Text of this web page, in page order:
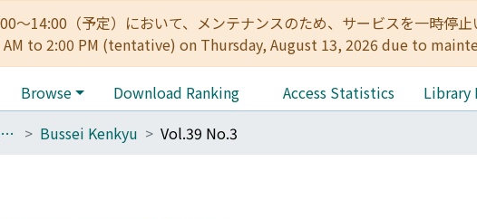
～14:00（予定）において、メンテナンスのため、サービスを一時
to 2:00 PM (tentative) on Thursday, August 13, 2026 due to
Browse Download Ranking Access Statistics
Library
390_Yukawa Institute for Theoretical Physics Bussei Kenkyu Vol.39 No.3